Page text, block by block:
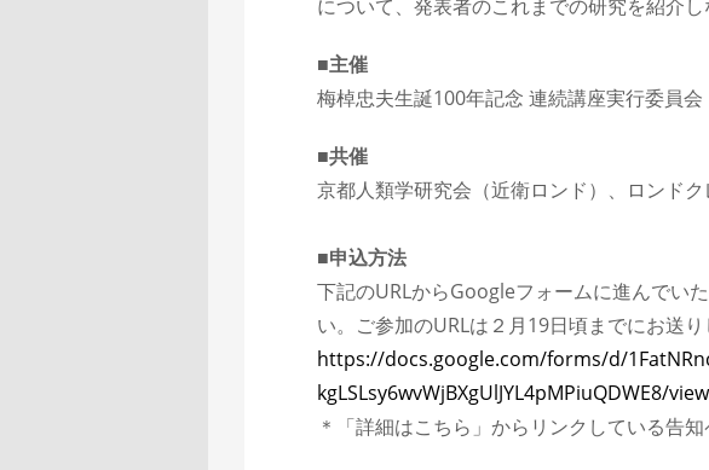
について、発表者のこれまでの研究を紹介し
■主催
梅棹忠夫生誕100年記念 連続講座実行委員会
■共催
京都人類学研究会（近衛ロンド）、ロンドク
■申込方法
下記のURLからGoogleフォームに進んでい
い。ご参加のURLは２月19日頃までにお送り
https://docs.google.com/forms/d/
kgLSLsy6wvWjBXgUlJYL4pMPiuQDWE8/
＊「詳細はこちら」からリンクしている告